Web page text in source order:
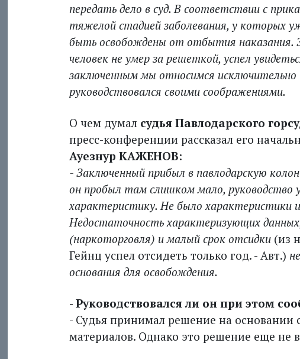
передать дело в суд. В соответствии с
тяжелой стадией заболевания, у которых
быть освобождены от отбытия наказания.
человек не умер за решеткой, успел
заключенным мы относимся
руководствовался своими соображениями.
О чем думал судья Павлодарского
пресс-конференции рассказал его
Ауезнур КАЖЕНОВ:
- Заключенный прибыл в павлодарскую
он пробыл там слишком мало, руководство
характеристику. Не было характеристики
Недостаточность характеризующих
(наркоторговля) и малый срок отсидки (из
Гейнц успел отсидеть только год. - Авт.)
основания для освобождения.
- Руководствовался ли он при этом
- Судья принимал решение на основании
материалов. Однако это решение еще не